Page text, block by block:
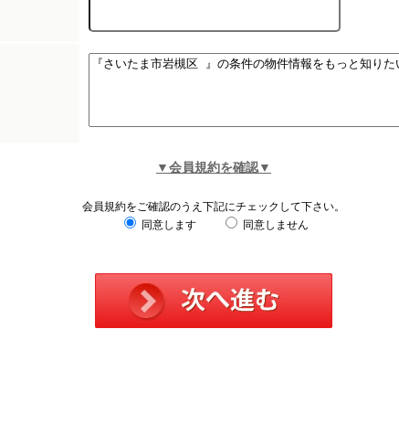
▼会員規約を確認▼
会員規約をご確認のうえ下記にチェックして下さい。
同意します
同意しません